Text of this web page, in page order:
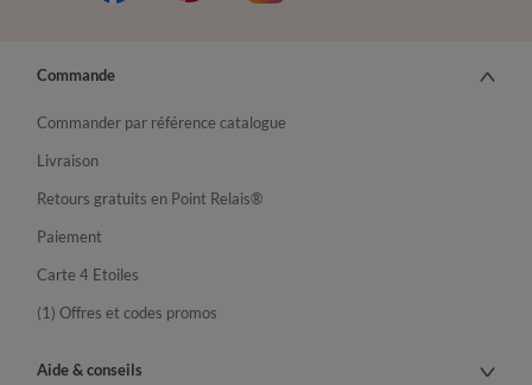
Commande
Commander par référence catalogue
Livraison
Retours gratuits en Point Relais®
Paiement
Carte 4 Etoiles
(1) Offres et codes promos
Aide & conseils